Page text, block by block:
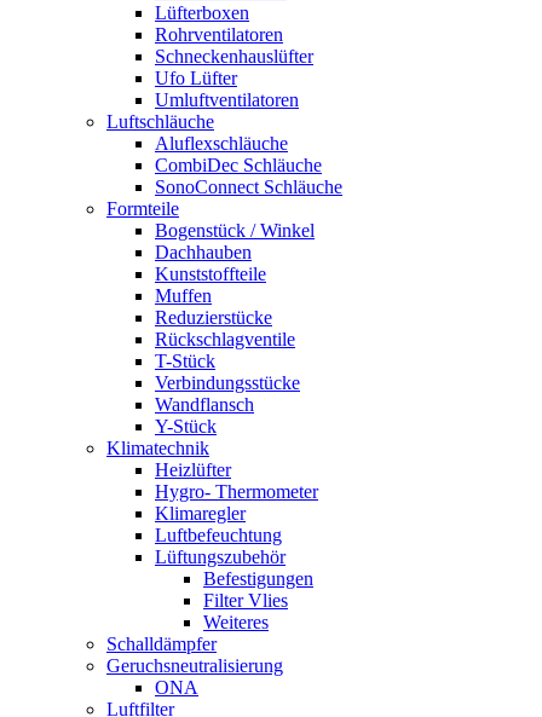
Lüfterboxen
Rohrventilatoren
Schneckenhauslüfter
Ufo Lüfter
Umluftventilatoren
Luftschläuche
Aluflexschläuche
CombiDec Schläuche
SonoConnect Schläuche
Formteile
Bogenstück / Winkel
Dachhauben
Kunststoffteile
Muffen
Reduzierstücke
Rückschlagventile
T-Stück
Verbindungsstücke
Wandflansch
Y-Stück
Klimatechnik
Heizlüfter
Hygro- Thermometer
Klimaregler
Luftbefeuchtung
Lüftungszubehör
Befestigungen
Filter Vlies
Weiteres
Schalldämpfer
Geruchsneutralisierung
ONA
Luftfilter